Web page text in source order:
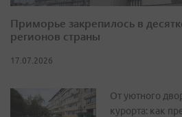
Приморье закрепилось в
регионов страны
17.07.2026
От уютного
курорта: как